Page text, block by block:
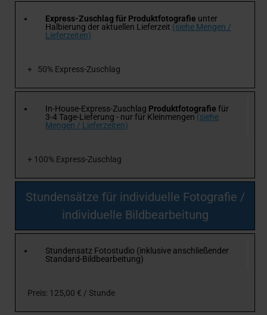
Express-Zuschlag für Produktfotografie unter
Halbierung der aktuellen Lieferzeit (siehe Mengen /
Lieferzeiten)
+ 50% Express-Zuschlag
In-House-Express-Zuschlag Produktfotografie für
3-4 Tage-Lieferung - nur für Kleinmengen (siehe
Mengen / Lieferzeiten)
+ 100% Express-Zuschlag
Stundensätze für individuelle Fotografie /
individuelle Bildbearbeitung
Stundensatz Fotostudio (inklusive anschließender
Standard-Bildbearbeitung)
Preis: 125,00 € / Stunde